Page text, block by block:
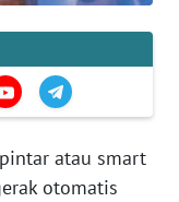
atau smart
otomatis